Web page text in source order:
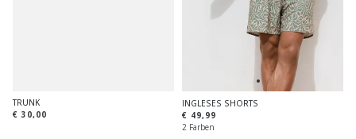
TRUNK
€ 30,00
INGLESES SHORTS
€ 49,99
2 Farben